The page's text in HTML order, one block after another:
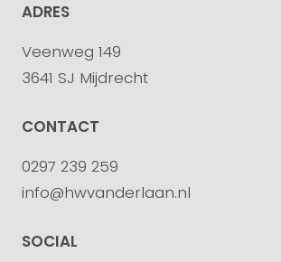
ADRES
Veenweg 149
3641 SJ Mijdrecht
CONTACT
0297 239 259
info@hwvanderlaan.nl
SOCIAL